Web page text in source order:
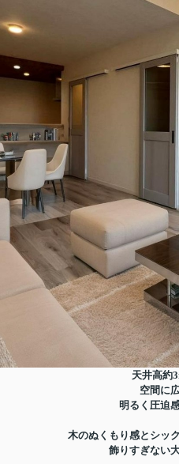
天井高約
空間に
明るく圧迫
木のぬくもり感とシッ
飾りすぎない